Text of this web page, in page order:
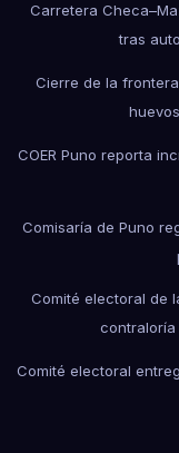
Carretera
tras
Cierre de la
COER Puno reporta
Comisaría de Puno
Comité electoral de
Comité electoral